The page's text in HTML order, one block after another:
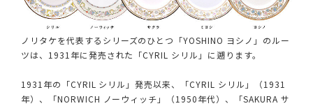
ノリタケを代表するシリーズのひとつ「YOSHINO ヨシノ」のルー
ツは、1931年に発売された「CYRIL シリル」に遡ります。
1931年の「CYRIL シリル」発売以来、「CYRIL シリル」（1931
年）、「NORWICH ノーウィッチ」（1950年代）、「SAKURA サ